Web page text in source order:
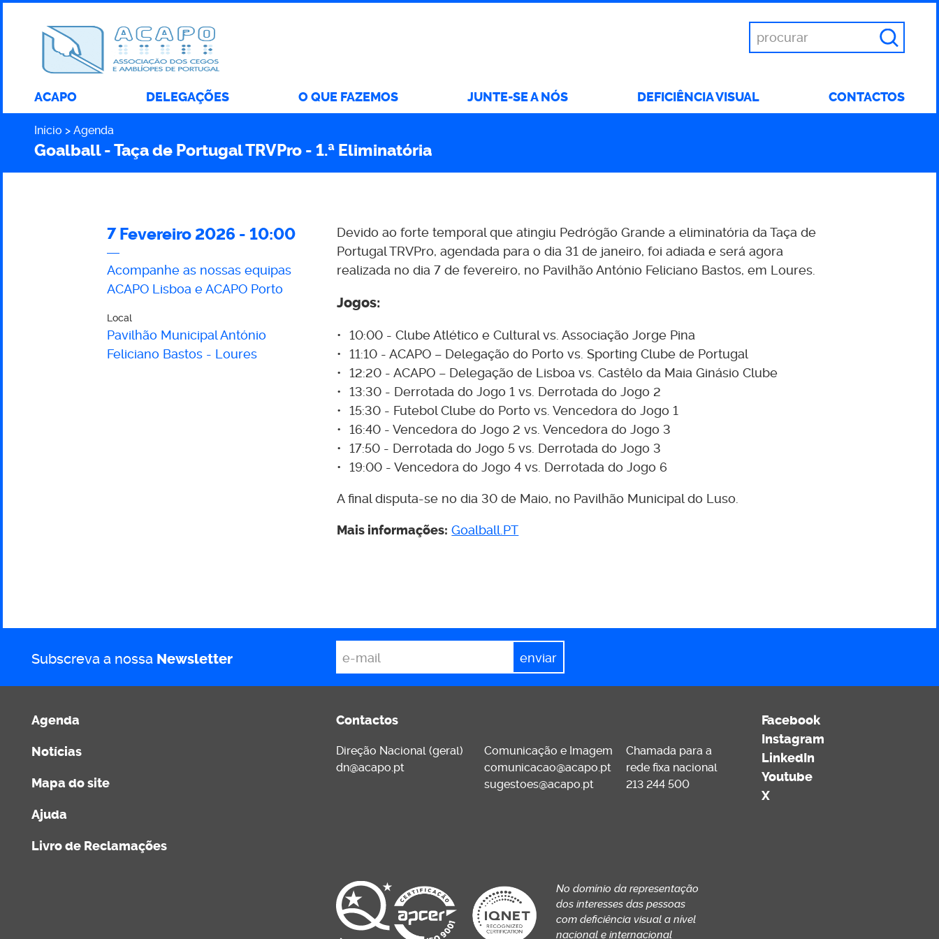
ACAPO DELEGAÇÕES O QUE FAZEMOS JUNTE-SE A NÓS DEFICIÊNCIA VISUAL CONTACTOS
as
Caminho
Início Agenda
Goalball - Taça de Portugal TRVPro - 1.ª Eliminatória
Goalball
7 Fevereiro 2026 - 10:00
Acompanhe as nossas equipas
ACAPO Lisboa e ACAPO Porto
Local
Pavilhão Municipal António
Feliciano Bastos - Loures
Devido ao forte temporal que atingiu Pedrógão Grande a eliminatória da Taça de
Portugal TRVPro, agendada para o dia 31 de janeiro, foi adiada e será agora
realizada no dia 7 de fevereiro, no Pavilhão António Feliciano Bastos, em Loures.
Jogos:
10:00 - Clube Atlético e Cultural vs. Associação Jorge Pina
11:10 - ACAPO – Delegação do Porto vs. Sporting Clube de Portugal
12:20 - ACAPO – Delegação de Lisboa vs. Castêlo da Maia Ginásio Clube
13:30 - Derrotada do Jogo 1 vs. Derrotada do Jogo 2
15:30 - Futebol Clube do Porto vs. Vencedora do Jogo 1
16:40 - Vencedora do Jogo 2 vs. Vencedora do Jogo 3
17:50 - Derrotada do Jogo 5 vs. Derrotada do Jogo 3
19:00 - Vencedora do Jogo 4 vs. Derrotada do Jogo 6
A final disputa-se no dia 30 de Maio, no Pavilhão Municipal do Luso.
Mais informações: Goalball.PT
Subscreva a nossa Newsletter *
Agenda
Notícias
Mapa do site
Ajuda
Livro de Reclamações
Contactos
Direção Nacional (geral)
dn@acapo.pt
Comunicação e Imagem
comunicacao@acapo.pt
sugestoes@acapo.pt
Chamada para a
rede fixa nacional
213 244 500
Facebook
Instagram
LinkedIn
Youtube
X
No domínio da representação
dos interesses das pessoas
com deficiência visual a nível
nacional e internacional